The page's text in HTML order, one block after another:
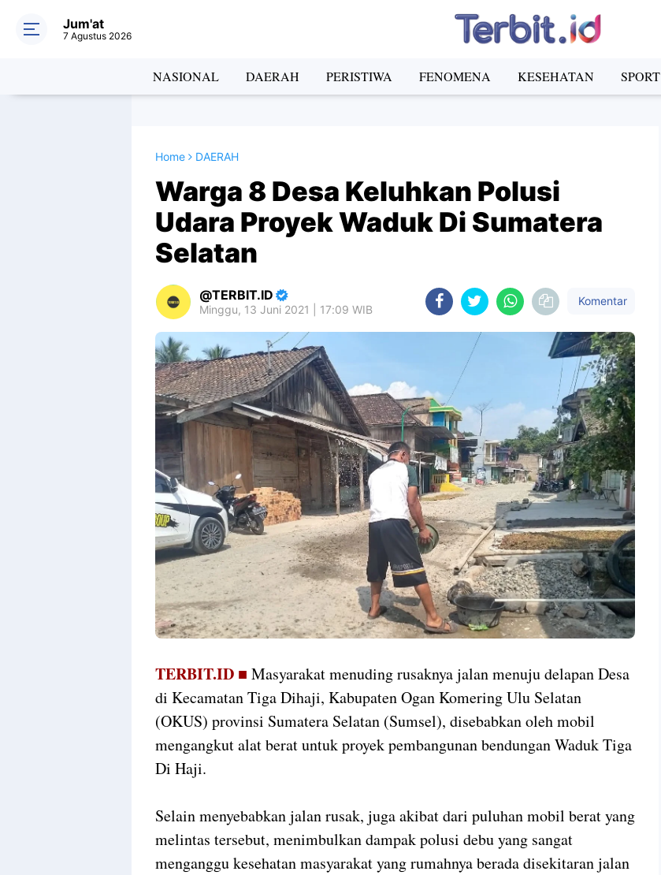
Jum'at
7 Agustus 2026
NASIONAL DAERAH PERISTIWA FENOMENA KESEHATAN SPORT
Home DAERAH
Warga 8 Desa Keluhkan Polusi
Udara Proyek Waduk Di Sumatera
Selatan
TERBIT.ID
Minggu, 13 Juni 2021 | 17:09 WIB
Komentar
TERBIT.ID ■ Masyarakat menuding rusaknya jalan menuju delapan Desa
di Kecamatan Tiga Dihaji, Kabupaten Ogan Komering Ulu Selatan
(OKUS) provinsi Sumatera Selatan (Sumsel), disebabkan oleh mobil
mengangkut alat berat untuk proyek pembangunan bendungan Waduk Tiga
Di Haji.
Selain menyebabkan jalan rusak, juga akibat dari puluhan mobil berat yang
melintas tersebut, menimbulkan dampak polusi debu yang sangat
menganggu kesehatan masyarakat yang rumahnya berada disekitaran jalan